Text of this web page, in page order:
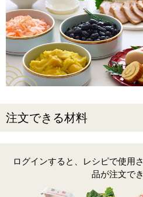
注文できる材料
ログインすると、レシピで使用
品が注文で